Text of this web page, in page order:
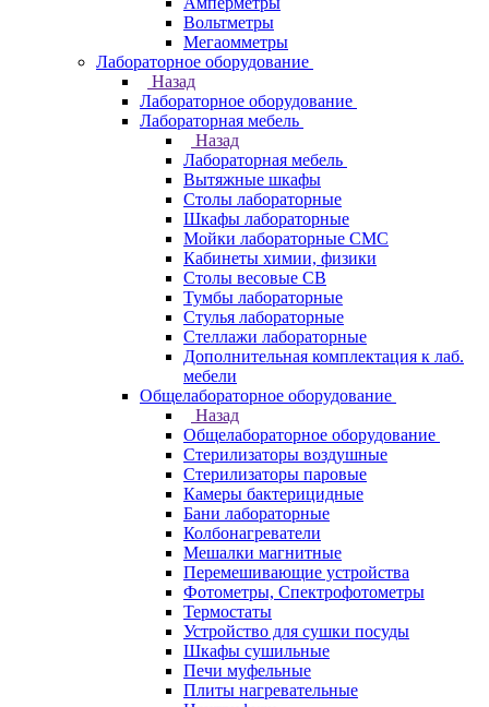
Вольтметры
Мегаомметры
Лабораторное оборудование
Назад
Лабораторное оборудование
Лабораторная мебель
Назад
Лабораторная мебель
Вытяжные шкафы
Столы лабораторные
Шкафы лабораторные
Мойки лабораторные СМС
Кабинеты химии, физики
Столы весовые СВ
Тумбы лабораторные
Стулья лабораторные
Стеллажи лабораторные
Дополнительная комплектация к лаб.
мебели
Общелабораторное оборудование
Назад
Общелабораторное оборудование
Стерилизаторы воздушные
Стерилизаторы паровые
Камеры бактерицидные
Бани лабораторные
Колбонагреватели
Мешалки магнитные
Перемешивающие устройства
Фотометры, Спектрофотометры
Термостаты
Устройство для сушки посуды
Шкафы сушильные
Печи муфельные
Плиты нагревательные